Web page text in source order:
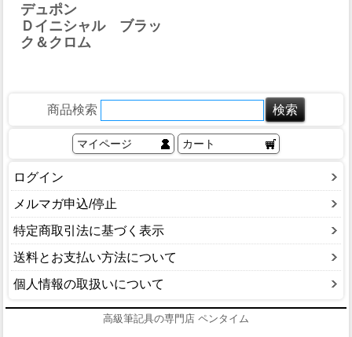
デュポン
Ｄイニシャル ブラッ
ク＆クロム
商品検索
マイページ カート
ログイン
メルマガ申込/停止
特定商取引法に基づく表示
送料とお支払い方法について
個人情報の取扱いについて
高級筆記具の専門店 ペンタイム